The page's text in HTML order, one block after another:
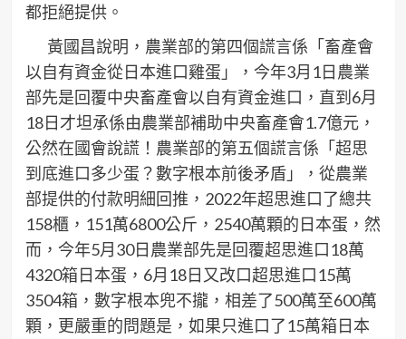
都拒絕提供。
黃國昌說明，農業部的第四個謊言係「畜產會
以自有資金從日本進口雞蛋」，今年3月1日農業
部先是回覆中央畜產會以自有資金進口，直到6月
18日才坦承係由農業部補助中央畜產會1.7億元，
公然在國會說謊！農業部的第五個謊言係「超思
到底進口多少蛋？數字根本前後矛盾」，從農業
部提供的付款明細回推，2022年超思進口了總共
158櫃，151萬6800公斤，2540萬顆的日本蛋，然
而，今年5月30日農業部先是回覆超思進口18萬
4320箱日本蛋，6月18日又改口超思進口15萬
3504箱，數字根本兜不攏，相差了500萬至600萬
顆，更嚴重的問題是，如果只進口了15萬箱日本